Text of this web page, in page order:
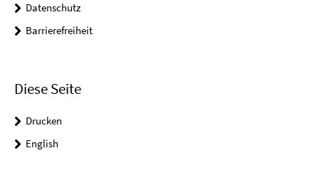
Datenschutz
Barrierefreiheit
Diese Seite
Drucken
English